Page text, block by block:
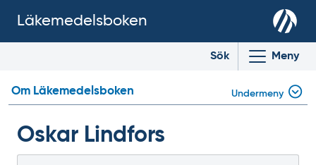
Läkemedelsboken
Sök Meny
Oskar Lindfors
Om Läkemedelsboken Undermeny